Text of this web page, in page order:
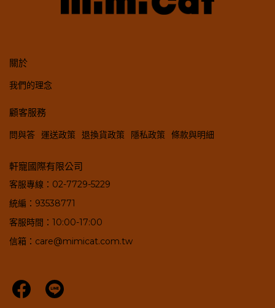
關於
我們的理念
顧客服務
問與答 運送政策 退換貨政策 隱私政策 條款與明細
軒寵國際有限公司
客服專線：02-7729-5229
統編：93538771
客服時間：10:00-17:00
信箱：care@mimicat.com.tw